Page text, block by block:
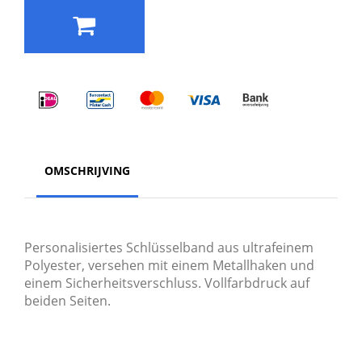
OMSCHRIJVING
Personalisiertes Schlüsselband aus ultrafeinem
Polyester, versehen mit einem Metallhaken und
einem Sicherheitsverschluss. Vollfarbdruck auf
beiden Seiten.